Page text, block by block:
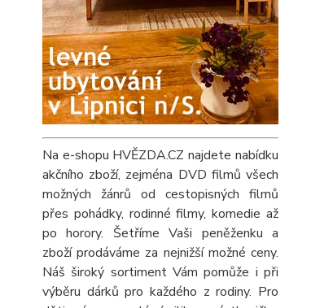
Na e-shopu HVĚZDA.CZ najdete nabídku
akčního zboží, zejména DVD filmů všech
možných žánrů od cestopisných filmů
přes pohádky, rodinné filmy, komedie až
po horory. Šetříme Vaši peněženku a
zboží prodáváme za nejnižší možné ceny.
Náš široký sortiment Vám pomůže i při
výběru dárků pro každého z rodiny. Pro